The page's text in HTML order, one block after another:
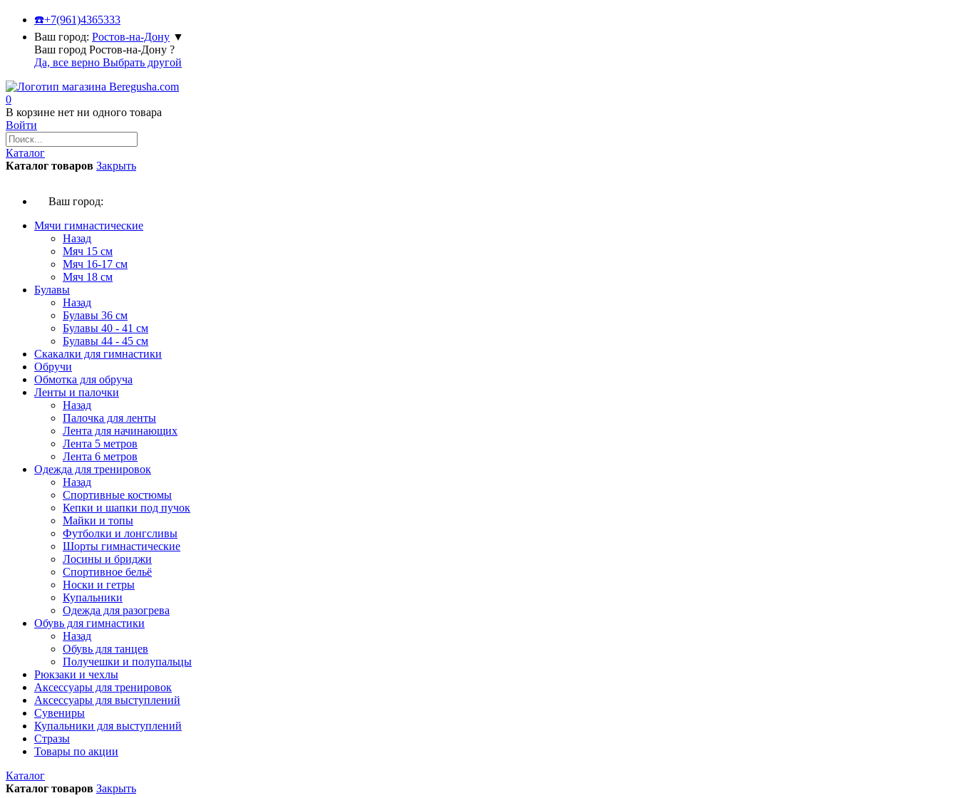
☎️+7(961)4365333
Ваш город: Ростов-на-Дону ▼
Ваш город Ростов-на-Дону ?
Да, все верно Выбрать другой
0
В корзине нет ни одного товара
Войти
Каталог
Каталог товаров Закрыть
Ваш город:
Мячи гимнастические
Назад
Мяч 15 см
Мяч 16-17 см
Мяч 18 см
Булавы
Назад
Булавы 36 см
Булавы 40 - 41 см
Булавы 44 - 45 см
Скакалки для гимнастики
Обручи
Обмотка для обруча
Ленты и палочки
Назад
Палочка для ленты
Лента для начинающих
Лента 5 метров
Лента 6 метров
Одежда для тренировок
Назад
Спортивные костюмы
Кепки и шапки под пучок
Майки и топы
Футболки и лонгсливы
Шорты гимнастические
Лосины и бриджи
Спортивное бельё
Носки и гетры
Купальники
Одежда для разогрева
Обувь для гимнастики
Назад
Обувь для танцев
Получешки и полупальцы
Рюкзаки и чехлы
Аксессуары для тренировок
Аксессуары для выступлений
Сувениры
Купальники для выступлений
Стразы
Товары по акции
Каталог
Каталог товаров Закрыть